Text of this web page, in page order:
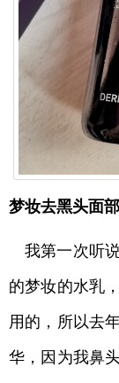
梦妆去黑头面
我第一次听
的梦妆的水乳
用的，所以去
华，因为我鼻